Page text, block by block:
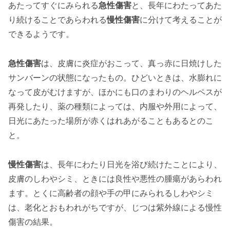
あたってすぐにみられる急性傷害と、長年にわたってあた
り続けることであらわれる慢性傷害に分けて考えることが
できるようです。
急性傷害は、皮膚に炎症がおこって、真っ赤に日焼けした
サンバーンの状態になったもの。ひどいときは、水膨れに
なって皮がむけますが、ほかにも口のまわりのヘルペスが
再発したり、薬の種類によっては、内服や外用によって、
日光にあたった場所が赤くはれあがることもあるとのこ
と。
慢性傷害は、長年にわたり日光を浴び続けたことにより、
皮膚のしわやシミ、ときには良性や悪性の腫瘍があらわれ
ます。とくに高齢者の顔や手の甲にみられるしわやシミ
は、老化とおもわれがちですが、じつは紫外線による慢性
傷害の結果。